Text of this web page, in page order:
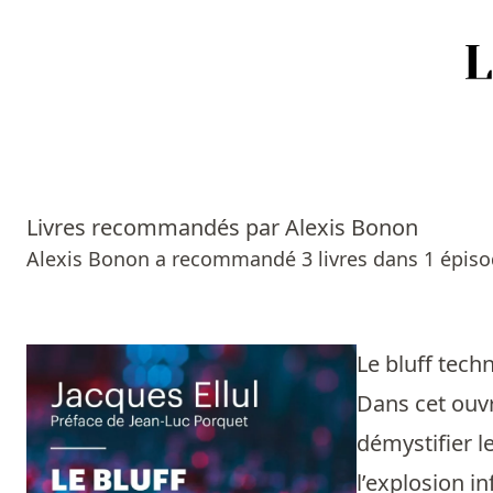
Livres recommandés par Alexis Bonon
Alexis Bonon a recommandé 3 livres dans 1
Le bluff
Dans cet
démystifier
l’explosion
Sources
Livres
Livres les plus recommandés
Prix littéraires